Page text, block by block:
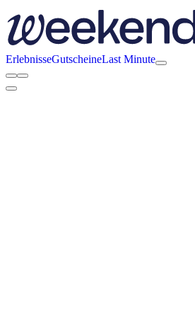
ErlebnisseGutscheineLast Minute